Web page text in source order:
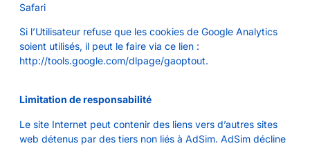
Safari
Si l’Utilisateur refuse que les cookies de Google Analytics
soient utilisés, il peut le faire via ce lien :
http://tools.google.com/dlpage/gaoptout.
Limitation de responsabilité
Le site Internet peut contenir des liens vers d’autres sites
web détenus par des tiers non liés à AdSim. AdSim décline